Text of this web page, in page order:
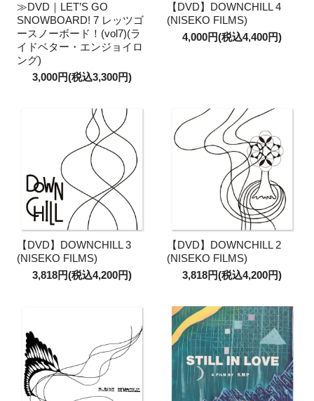
≫DVD｜LET’S GO
SNOWBOARD! 7 レッツゴ
ースノーボード！(vol7)(ラ
イドベター・エンジョイロ
ング)
3,000円(税込3,300円)
【DVD】DOWNCHILL 4
(NISEKO FILMS)
4,000円(税込4,400円)
【DVD】DOWNCHILL 3
(NISEKO FILMS)
3,818円(税込4,200円)
【DVD】DOWNCHILL 2
(NISEKO FILMS)
3,818円(税込4,200円)